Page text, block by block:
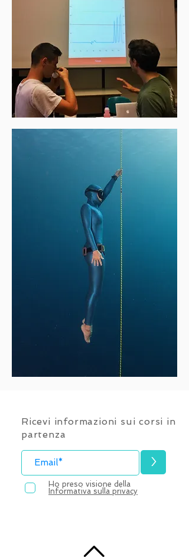
Ricevi informazioni sui corsi in
partenza
>
Ho preso visione della
Informativa sulla privacy